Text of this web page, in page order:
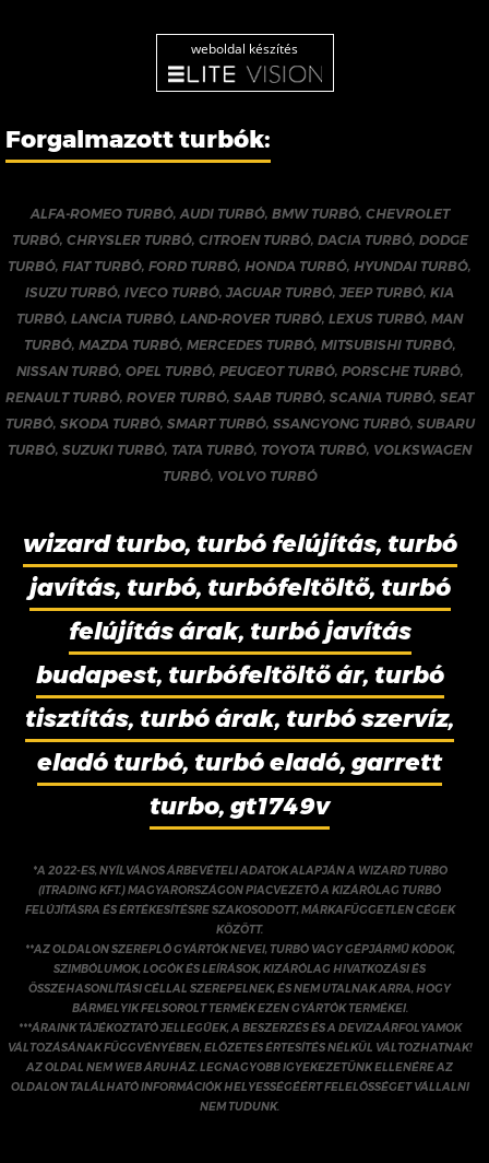
weboldal készítés
Forgalmazott turbók:
ALFA-ROMEO TURBÓ,AUDI TURBÓ, BMW TURBÓ, CHEVROLET
TURBÓ, CHRYSLER TURBÓ, CITROEN TURBÓ, DACIA TURBÓ, DODGE
TURBÓ,FIAT TURBÓ,FORD TURBÓ, HONDA TURBÓ, HYUNDAI TURBÓ,
ISUZU TURBÓ,IVECO TURBÓ,JAGUAR TURBÓ,JEEP TURBÓ,KIA
TURBÓ,LANCIA TURBÓ,LAND-ROVER TURBÓ,LEXUS TURBÓ,MAN
TURBÓ, MAZDA TURBÓ, MERCEDES TURBÓ, MITSUBISHI TURBÓ,
NISSAN TURBÓ, OPEL TURBÓ, PEUGEOT TURBÓ, PORSCHE TURBÓ,
RENAULT TURBÓ,ROVER TURBÓ,SAAB TURBÓ,SCANIA TURBÓ,SEAT
TURBÓ, SKODA TURBÓ, SMART TURBÓ, SSANGYONG TURBÓ, SUBARU
TURBÓ,SUZUKI TURBÓ, TATA TURBÓ, TOYOTA TURBÓ, VOLKSWAGEN
TURBÓ, VOLVO TURBÓ
wizard turbo, turbó felújítás, turbó
javítás, turbó, turbófeltöltő, turbó
felújítás árak, turbó javítás
budapest, turbófeltöltő ár, turbó
tisztítás, turbó árak, turbó szervíz,
eladó turbó, turbó eladó, garrett
turbo, gt1749v
*A 2022-ES, NYÍLVÁNOS ÁRBEVÉTELI ADATOK ALAPJÁN A WIZARD TURBO
(ITRADING KFT.) MAGYARORSZÁGON PIACVEZETŐ A KIZÁRÓLAG TURBÓ
FELÚJÍTÁSRA ÉS ÉRTÉKESÍTÉSRE SZAKOSODOTT, MÁRKAFÜGGETLEN CÉGEK
KÖZÖTT.
**AZ OLDALON SZEREPLŐ GYÁRTÓK NEVEI, TURBÓ VAGY GÉPJÁRMŰ KÓDOK,
SZIMBÓLUMOK, LOGÓK ÉS LEÍRÁSOK, KIZÁRÓLAG HIVATKOZÁSI ÉS
ÖSSZEHASONLÍTÁSI CÉLLAL SZEREPELNEK, ÉS NEM UTALNAK ARRA, HOGY
BÁRMELYIK FELSOROLT TERMÉK EZEN GYÁRTÓK TERMÉKEI.
***ÁRAINK TÁJÉKOZTATÓ JELLEGŰEK, A BESZERZÉS ÉS A DEVIZAÁRFOLYAMOK
VÁLTOZÁSÁNAK FÜGGVÉNYÉBEN, ELŐZETES ÉRTESÍTÉS NÉLKÜL VÁLTOZHATNAK!
AZ OLDAL NEM WEB ÁRUHÁZ. LEGNAGYOBB IGYEKEZETÜNK ELLENÉRE AZ
OLDALON TALÁLHATÓ INFORMÁCIÓK HELYESSÉGÉÉRT FELELŐSSÉGET VÁLLALNI
NEM TUDUNK.